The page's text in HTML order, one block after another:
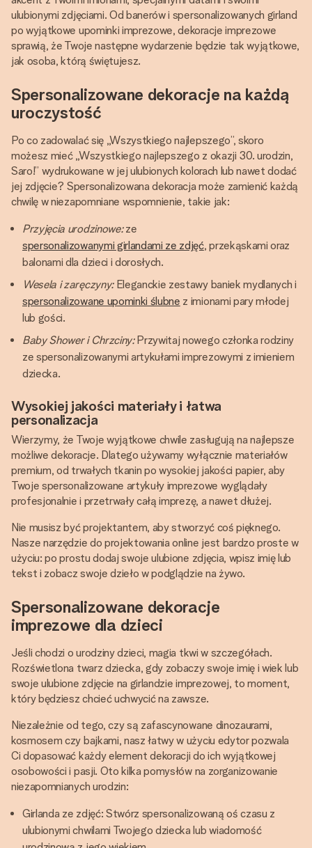
ulubionymi zdjęciami. Od banerów i spersonalizowanych girland
po wyjątkowe upominki imprezowe, dekoracje imprezowe
sprawią, że Twoje następne wydarzenie będzie tak wyjątkowe,
jak osoba, którą świętujesz.
Spersonalizowane dekoracje na każdą
uroczystość
Po co zadowalać się „Wszystkiego najlepszego”, skoro
możesz mieć „Wszystkiego najlepszego z okazji 30. urodzin,
Saro!” wydrukowane w jej ulubionych kolorach lub nawet dodać
jej zdjęcie? Spersonalizowana dekoracja może zamienić każdą
chwilę w niezapomniane wspomnienie, takie jak:
Przyjęcia urodzinowe:ze
spersonalizowanymi girlandami ze zdjęć, przekąskami oraz
balonami dla dzieci i dorosłych.
Wesela i zaręczyny:Eleganckie zestawy baniek mydlanych i
spersonalizowane upominki ślubne z imionami pary młodej
lub gości.
Baby Shower i Chrzciny:Przywitaj nowego członka rodziny
ze spersonalizowanymi artykułami imprezowymi z imieniem
dziecka.
Wysokiej jakości materiały i łatwa
personalizacja
Wierzymy, że Twoje wyjątkowe chwile zasługują na najlepsze
możliwe dekoracje. Dlatego używamy wyłącznie materiałów
premium, od trwałych tkanin po wysokiej jakości papier, aby
Twoje spersonalizowane artykuły imprezowe wyglądały
profesjonalnie i przetrwały całą imprezę, a nawet dłużej.
Nie musisz być projektantem, aby stworzyć coś pięknego.
Nasze narzędzie do projektowania online jest bardzo proste w
użyciu: po prostu dodaj swoje ulubione zdjęcia, wpisz imię lub
tekst i zobacz swoje dzieło w podglądzie na żywo.
Spersonalizowane dekoracje
imprezowe dla dzieci
Jeśli chodzi o urodziny dzieci, magia tkwi w szczegółach.
Rozświetlona twarz dziecka, gdy zobaczy swoje imię i wiek lub
swoje ulubione zdjęcie na girlandzie imprezowej, to moment,
który będziesz chcieć uchwycić na zawsze.
Niezależnie od tego, czy są zafascynowane dinozaurami,
kosmosem czy bajkami, nasz łatwy w użyciu edytor pozwala
Ci dopasować każdy element dekoracji do ich wyjątkowej
osobowości i pasji. Oto kilka pomysłów na zorganizowanie
niezapomnianych urodzin:
Girlanda ze zdjęć: Stwórz spersonalizowaną oś czasu z
ulubionymi chwilami Twojego dziecka lub wiadomość